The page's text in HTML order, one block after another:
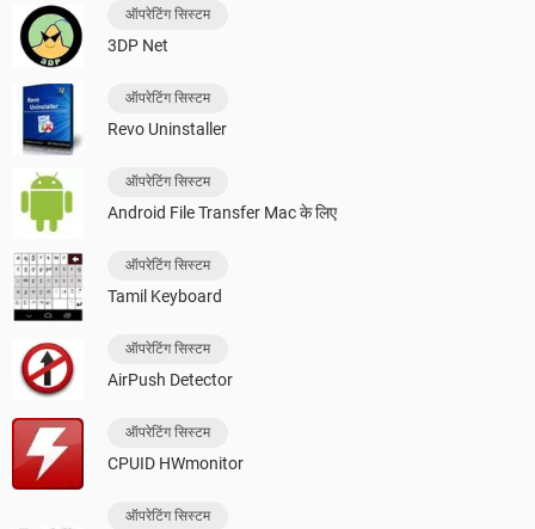
ऑपरेटिंग सिस्टम
3DP Net
ऑपरेटिंग सिस्टम
Revo Uninstaller
ऑपरेटिंग सिस्टम
Android File Transfer Mac के लिए
ऑपरेटिंग सिस्टम
Tamil Keyboard
ऑपरेटिंग सिस्टम
AirPush Detector
ऑपरेटिंग सिस्टम
CPUID HWmonitor
ऑपरेटिंग सिस्टम